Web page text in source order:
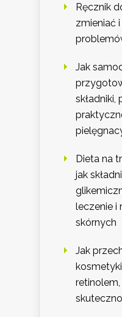
Ręcznik
zmieniać
Jak
składniki,
Dieta na
jak
leczenie i
skórnych
Jak